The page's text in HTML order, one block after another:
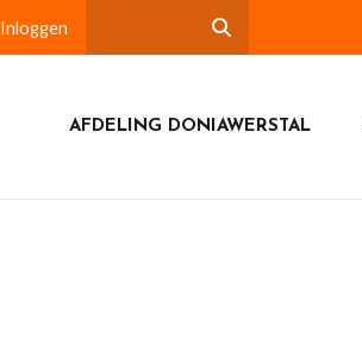
Inloggen
AFDELING DONIAWERSTAL